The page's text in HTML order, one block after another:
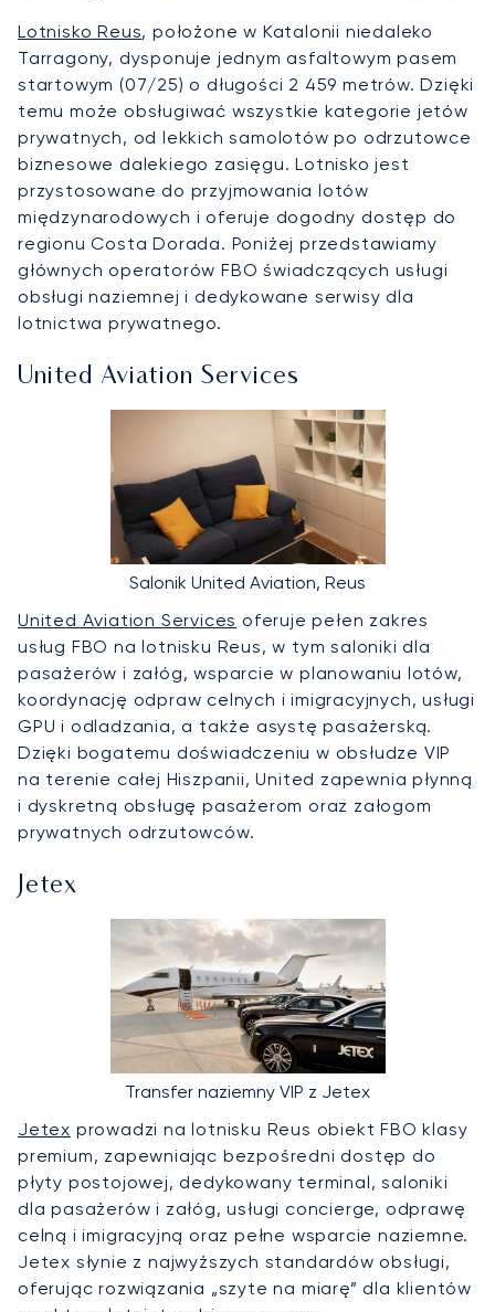
Lotnisko Reus, położone w Katalonii niedaleko
Tarragony, dysponuje jednym asfaltowym pasem
startowym (07/25) o długości 2 459 metrów. Dzięki
temu może obsługiwać wszystkie kategorie jetów
prywatnych, od lekkich samolotów po odrzutowce
biznesowe dalekiego zasięgu. Lotnisko jest
przystosowane do przyjmowania lotów
międzynarodowych i oferuje dogodny dostęp do
regionu Costa Dorada. Poniżej przedstawiamy
głównych operatorów FBO świadczących usługi
obsługi naziemnej i dedykowane serwisy dla
lotnictwa prywatnego.
United Aviation Services
Salonik United Aviation, Reus
United Aviation Services oferuje pełen zakres
usług FBO na lotnisku Reus, w tym saloniki dla
pasażerów i załóg, wsparcie w planowaniu lotów,
koordynację odpraw celnych i imigracyjnych, usługi
GPU i odladzania, a także asystę pasażerską.
Dzięki bogatemu doświadczeniu w obsłudze VIP
na terenie całej Hiszpanii, United zapewnia płynną
i dyskretną obsługę pasażerom oraz załogom
prywatnych odrzutowców.
Jetex
Transfer naziemny VIP z Jetex
Jetex prowadzi na lotnisku Reus obiekt FBO klasy
premium, zapewniając bezpośredni dostęp do
płyty postojowej, dedykowany terminal, saloniki
dla pasażerów i załóg, usługi concierge, odprawę
celną i imigracyjną oraz pełne wsparcie naziemne.
Jetex słynie z najwyższych standardów obsługi,
oferując rozwiązania „szyte na miarę” dla klientów